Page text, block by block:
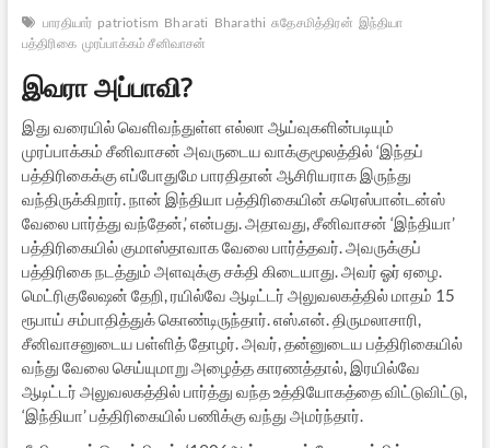
பாரதியார் patriotism Bharati Bharathi சுதேசமித்திரன் இந்தியா
பத்திரிகை முரப்பாக்கம் சீனிவாசன்
இவரா அப்பாவி?
இது வரையில் வெளிவந்துள்ள எல்லா ஆய்வுகளின்படியும்
முரப்பாக்கம் சீனிவாசன் அவருடைய வாக்குமூலத்தில் ‘இந்தப்
பத்திரிகைக்கு எப்போதுமே பாரதிதான் ஆசிரியராக இருந்து
வந்திருக்கிறார். நான் இந்தியா பத்திரிகையின் கரெஸ்பான்டன்ஸ்
வேலை பார்த்து வந்தேன்,’ என்பது. அதாவது, சீனிவாசன் ‘இந்தியா’
பத்திரிகையில் குமாஸ்தாவாக வேலை பார்த்தவர். அவருக்குப்
பத்திரிகை நடத்தும் அளவுக்கு சக்தி கிடையாது. அவர் ஓர் ஏழை.
மெட்ரிகுலேஷன் தேறி, ரயில்வே ஆடிட்டர் அலுவலகத்தில் மாதம் 15
ரூபாய் சம்பாதித்துக் கொண்டிருந்தார். எஸ்.என். திருமலாசாரி,
சீனிவாசனுடைய பள்ளித் தோழர். அவர், தன்னுடைய பத்திரிகையில்
வந்து வேலை செய்யுமாறு அழைத்த காரணத்தால், இரயில்வே
ஆடிட்டர் அலுவலகத்தில் பார்த்து வந்த உத்தியோகத்தை விட்டுவிட்டு,
‘இந்தியா’ பத்திரிகையில் பணிக்கு வந்து அமர்ந்தார்.